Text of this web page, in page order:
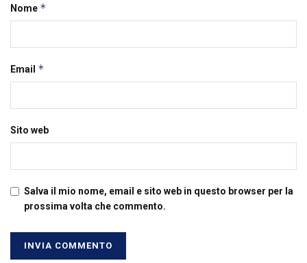
Nome *
Email *
Sito web
Salva il mio nome, email e sito web in questo browser per la
prossima volta che commento.